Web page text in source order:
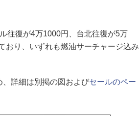
往復が4万1000円、台北往復が5万
おり、いずれも燃油サーチャージ込み
詳細は別掲の図およびセールのペー